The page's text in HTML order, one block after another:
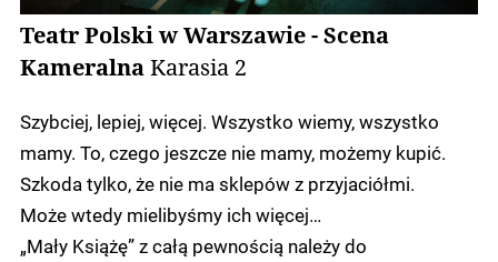
Teatr Polski w Warszawie - Scena
KameralnaKarasia 2
Szybciej, lepiej, więcej. Wszystko wiemy, wszystko
mamy. To, czego jeszcze nie mamy, możemy kupić.
Szkoda tylko, że nie ma sklepów z przyjaciółmi.
Może wtedy mielibyśmy ich więcej…
„Mały Książę” z całą pewnością należy do